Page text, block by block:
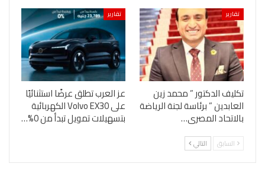
تقارير
تكليف الدكتور ” محمد زين
العابدين ” برئاسة لجنة الرياضة
بالاتحاد المصرى…
تقارير
عز العرب تطلق عرضًا استثنائيًا
على Volvo EX30 الكهربائية
بتسهيلات تمويل تبدأ من 0%…
السابق التالي